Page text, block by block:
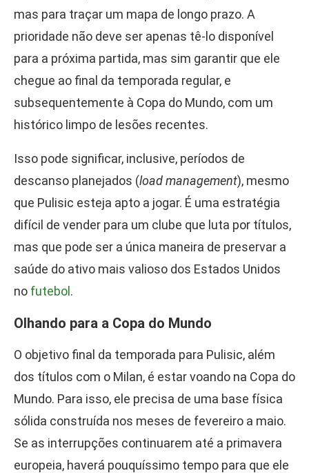
mas para traçar um mapa de longo prazo. A
prioridade não deve ser apenas tê-lo disponível
para a próxima partida, mas sim garantir que ele
chegue ao final da temporada regular, e
subsequentemente à Copa do Mundo, com um
histórico limpo de lesões recentes.
Isso pode significar, inclusive, períodos de
descanso planejados (load management), mesmo
que Pulisic esteja apto a jogar. É uma estratégia
difícil de vender para um clube que luta por títulos,
mas que pode ser a única maneira de preservar a
saúde do ativo mais valioso dos Estados Unidos
no futebol .
Olhando para a Copa do Mundo
O objetivo final da temporada para Pulisic, além
dos títulos com o Milan, é estar voando na Copa do
Mundo. Para isso, ele precisa de uma base física
sólida construída nos meses de fevereiro a maio.
Se as interrupções continuarem até a primavera
europeia, haverá pouquíssimo tempo para que ele